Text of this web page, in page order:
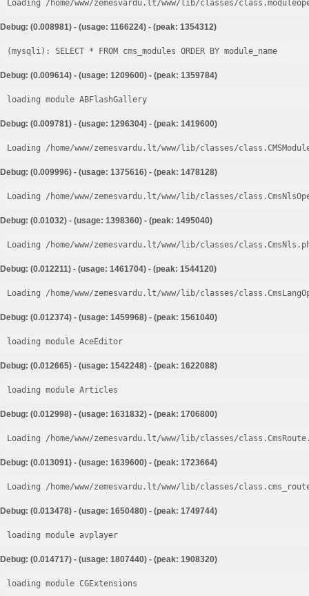
Loading /home/www/zemesvardu.lt/www/lib/classes/
Debug: (0.008981) - (usage: 1166224) - (peak: 1354312)
Debug: (0.009614) - (usage: 1209600) - (peak: 1359784)
loading module ABFlashGallery
Debug: (0.009781) - (usage: 1296304) - (peak: 1419600)
Loading /home/www/zemesvardu.lt/www/lib/classes/
Debug: (0.009996) - (usage: 1375616) - (peak: 1478128)
Loading /home/www/zemesvardu.lt/www/lib/classes/
Debug: (0.01032) - (usage: 1398360) - (peak: 1495040)
Loading /home/www/zemesvardu.lt/www/lib/classes/
Debug: (0.012211) - (usage: 1461704) - (peak: 1544120)
Loading /home/www/zemesvardu.lt/www/lib/classes/
Debug: (0.012374) - (usage: 1459968) - (peak: 1561040)
loading module AceEditor
Debug: (0.012665) - (usage: 1542248) - (peak: 1622088)
loading module Articles
Debug: (0.012998) - (usage: 1631832) - (peak: 1706800)
Loading /home/www/zemesvardu.lt/www/lib/classes/
Debug: (0.013091) - (usage: 1639600) - (peak: 1723664)
Loading /home/www/zemesvardu.lt/www/lib/classes/
Debug: (0.013478) - (usage: 1650480) - (peak: 1749744)
loading module avplayer
Debug: (0.014717) - (usage: 1807440) - (peak: 1908320)
loading module CGExtensions